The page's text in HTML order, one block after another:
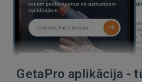
GetaPro aplikācija -